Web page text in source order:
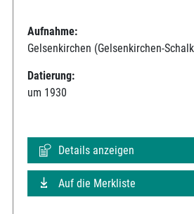
Aufnahme:
Gelsenkirchen (Gelsenkirchen-
Datierung:
um 1930
Details anzeigen
Auf die Merkliste